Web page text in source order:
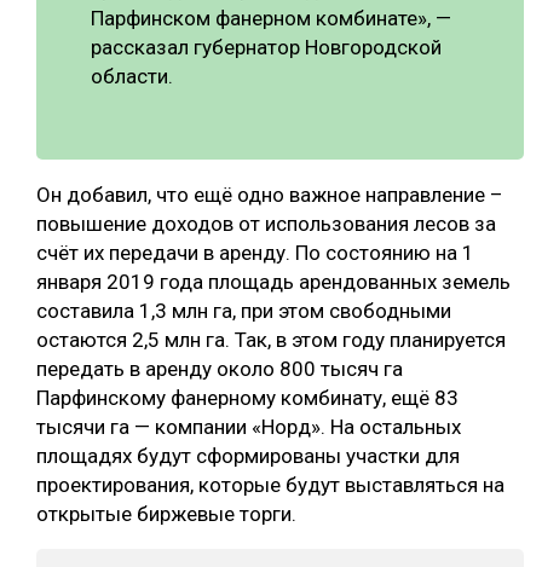
Парфинском фанерном комбинате», —
рассказал губернатор Новгородской
области.
Он добавил, что ещё одно важное направление –
повышение доходов от использования лесов за
счёт их передачи в аренду. По состоянию на 1
января 2019 года площадь арендованных земель
составила 1,3 млн га, при этом свободными
остаются 2,5 млн га. Так, в этом году планируется
передать в аренду около 800 тысяч га
Парфинскому фанерному комбинату, ещё 83
тысячи га — компании «Норд». На остальных
площадях будут сформированы участки для
проектирования, которые будут выставляться на
открытые биржевые торги.